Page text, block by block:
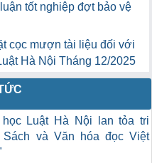
tốt nghiệp đợt bảo vệ
cọc mượn tài liệu đối với
Hà Nội Tháng 12/2025
Luật Hà Nội lan tỏa tri
và Văn hóa đọc Việt